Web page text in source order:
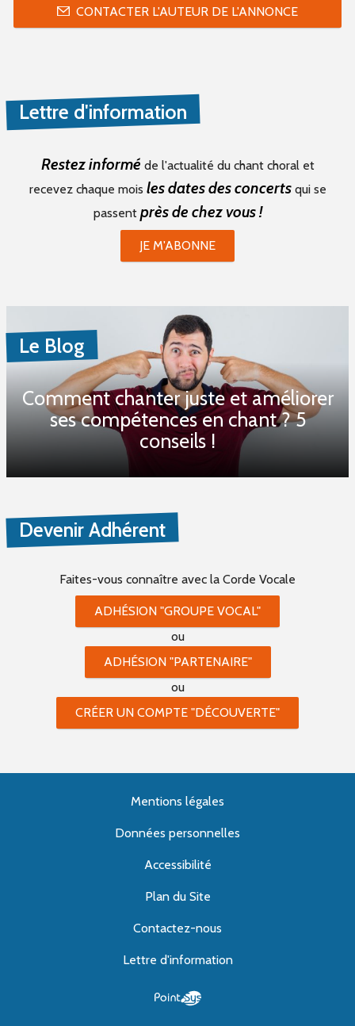
CONTACTER L'AUTEUR DE L'ANNONCE
Lettre d'information
Restez informé de l'actualité du chant choral et
recevez chaque mois les dates des concertsqui se
passent près de chez vous !
JE M'ABONNE
Le Blog
Comment chanter juste et améliorer
ses compétences en chant ? 5
conseils !
Devenir Adhérent
Faites-vous connaître avec la Corde Vocale
ADHÉSION "GROUPE VOCAL"
ou
ADHÉSION "PARTENAIRE"
ou
CRÉER UN COMPTE "DÉCOUVERTE"
Mentions légales
Données personnelles
Accessibilité
Plan du Site
Contactez-nous
Lettre d'information